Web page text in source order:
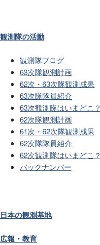
観測隊の活動
観測隊ブログ
63次隊観測計画
62次・63次隊観測成果
63次隊隊員紹介
63次観測隊はいまどこ？
62次隊観測計画
61次・62次隊観測成果
62次隊隊員紹介
62次観測隊はいまどこ？
バックナンバー
日本の観測基地
広報・教育